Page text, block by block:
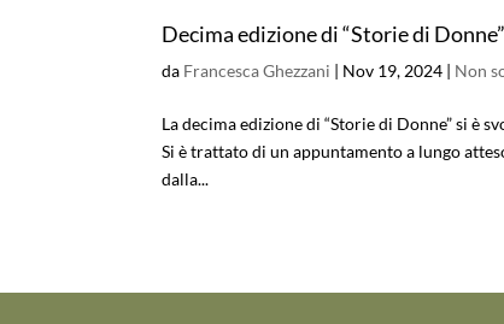
Decima edizione di “Storie di
da Francesca Ghezzani | Nov 19, 2024 | Non
La decima edizione di “Storie di Donne” si è
Si è trattato di un appuntamento a lungo
dalla...